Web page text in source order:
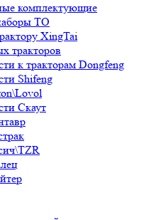
комплектующие
ТО
XingTai
тракторов
к тракторам Dongfeng
Shifeng
Скаут